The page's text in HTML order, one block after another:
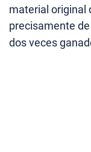
material original
precisamente de
dos veces